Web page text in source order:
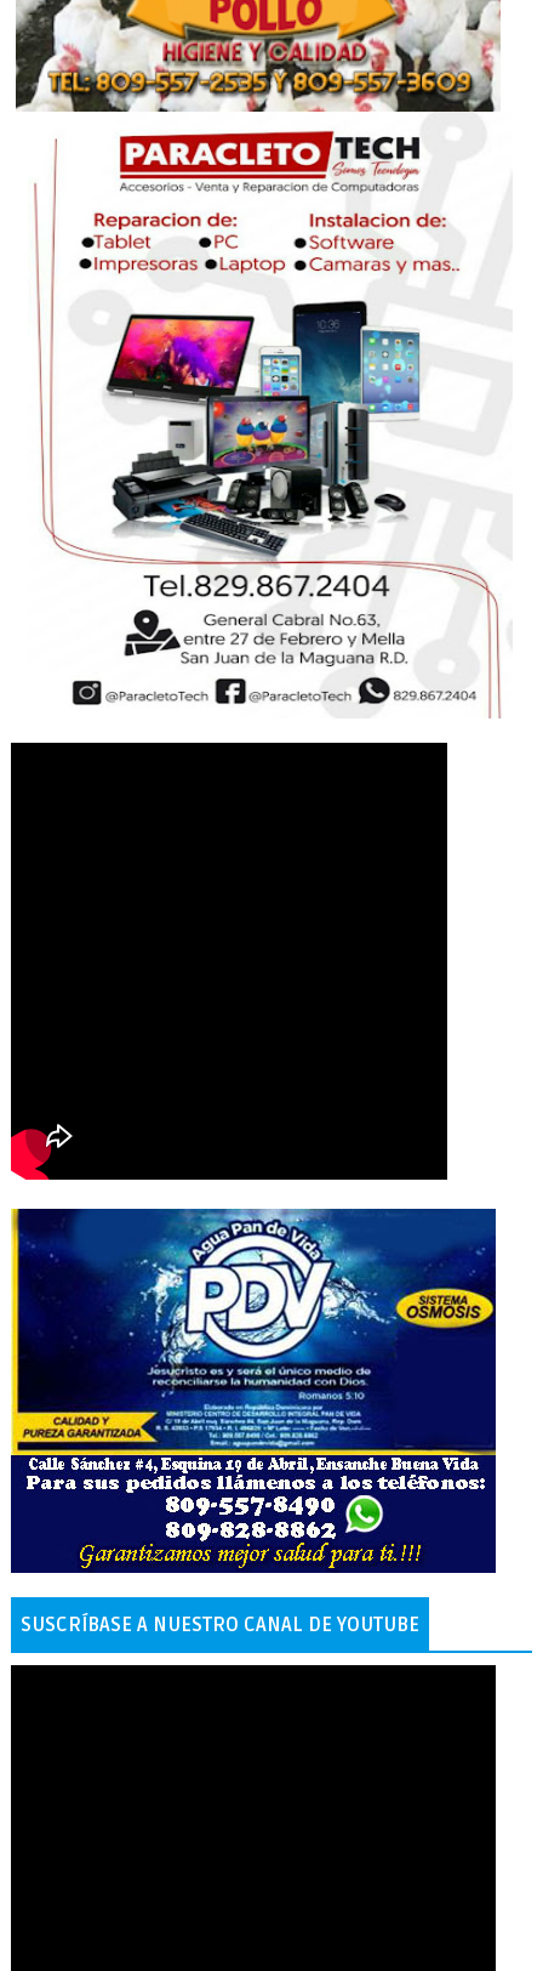
SUSCRÍBASE A NUESTRO CANAL DE YOUTUBE